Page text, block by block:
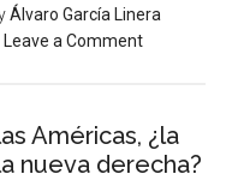
Álvaro García Linera
Leave a Comment
Américas, ¿la
nueva derecha?